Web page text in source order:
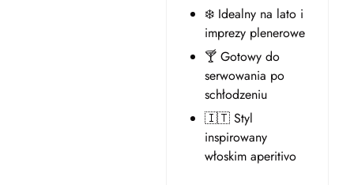
❄️ Idealny na lato i
imprezy plenerowe
🍸 Gotowy do
serwowania po
schłodzeniu
🇮🇹 Styl
inspirowany
włoskim aperitivo